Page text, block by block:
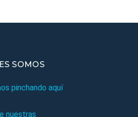
SOMOS
pinchando aquí
nuestras